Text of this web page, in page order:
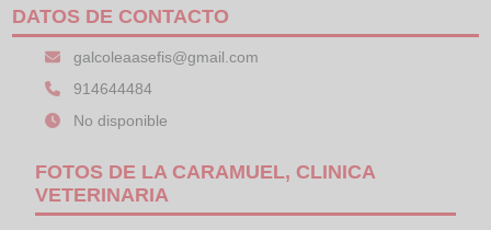
DATOS DE CONTACTO
galcoleaasefis@gmail.com
914644484
No disponible
FOTOS DE LA CARAMUEL, CLINICA
VETERINARIA